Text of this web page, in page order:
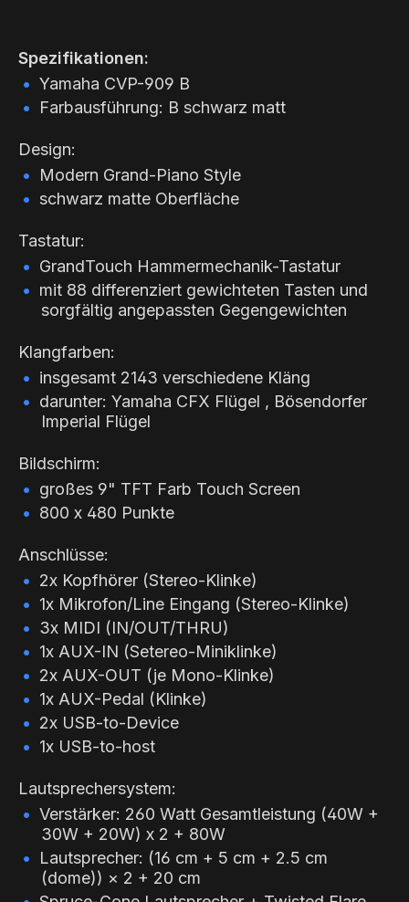
Spezifikationen:
Yamaha CVP-909 B
Farbausführung: B schwarz matt
Design:
Modern Grand-Piano Style
schwarz matte Oberfläche
Tastatur:
GrandTouch Hammermechanik-Tastatur
mit 88 differenziert gewichteten Tasten und
sorgfältig angepassten Gegengewichten
Klangfarben:
insgesamt 2143 verschiedene Kläng
darunter: Yamaha CFX Flügel , Bösendorfer
Imperial Flügel
Bildschirm:
großes 9" TFT Farb Touch Screen
800 x 480 Punkte
Anschlüsse:
2x Kopfhörer (Stereo-Klinke)
1x Mikrofon/Line Eingang (Stereo-Klinke)
3x MIDI (IN/OUT/THRU)
1x AUX-IN (Setereo-Miniklinke)
2x AUX-OUT (je Mono-Klinke)
1x AUX-Pedal (Klinke)
2x USB-to-Device
1x USB-to-host
Lautsprechersystem:
Verstärker: 260 Watt Gesamtleistung (40W +
30W + 20W) x 2 + 80W
Lautsprecher: (16 cm + 5 cm + 2.5 cm
(dome)) × 2 + 20 cm